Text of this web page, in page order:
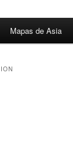
Mapas de Asia